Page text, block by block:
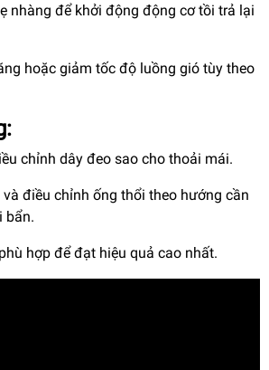
nhàng để khởi động động cơ tồi trả lại
hoặc giảm tốc độ luồng gió tùy theo
chỉnh dây đeo sao cho thoải mái.
điều chỉnh ống thổi theo hướng cần
bẩn.
hợp để đạt hiệu quả cao nhất.